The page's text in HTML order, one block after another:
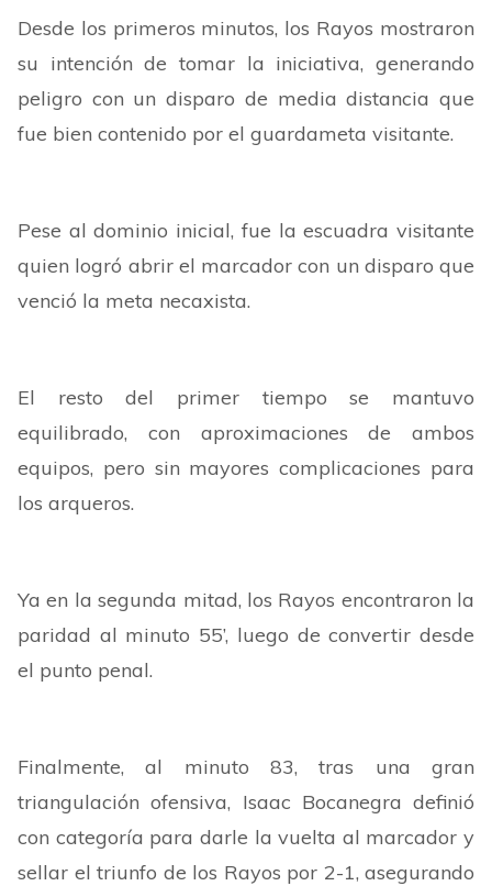
Desde los primeros minutos, los Rayos mostraron
su intención de tomar la iniciativa, generando
peligro con un disparo de media distancia que
fue bien contenido por el guardameta visitante.
Pese al dominio inicial, fue la escuadra visitante
quien logró abrir el marcador con un disparo que
venció la meta necaxista.
El resto del primer tiempo se mantuvo
equilibrado, con aproximaciones de ambos
equipos, pero sin mayores complicaciones para
los arqueros.
Ya en la segunda mitad, los Rayos encontraron la
paridad al minuto 55’, luego de convertir desde
el punto penal.
Finalmente, al minuto 83, tras una gran
triangulación ofensiva, Isaac Bocanegra definió
con categoría para darle la vuelta al marcador y
sellar el triunfo de los Rayos por 2-1, asegurando